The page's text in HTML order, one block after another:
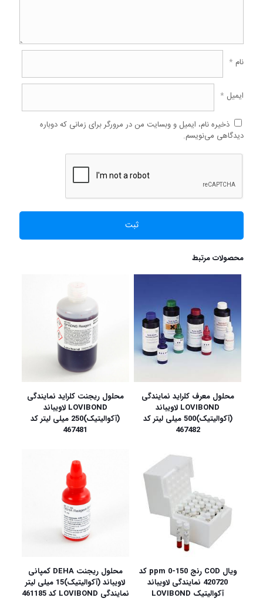
نام *
ایمیل *
ذخیره نام، ایمیل و وبسایت من در مرورگر برای زمانی که دوباره
دیدگاهی می‌نویسم.
محصولات مرتبط
محلول معرف کلراید نمایندگی
LOVIBOND لاویباند
(آکوالیتیک)500 میلی لیتر کد
467482
محلول ریجنت کلراید نمایندگی
LOVIBOND لاویباند
(آکوالیتیک)250 میلی لیتر کد
467481
ویال COD رنج 150-0 ppm کد
420720 نمایندگی لاویباند
آکوالیتیک LOVIBOND
محلول ریجنت DEHA کمپانی
لاویباند (آکوالیتیک)15 میلی لیتر
نمایندگی LOVIBOND کد 461185